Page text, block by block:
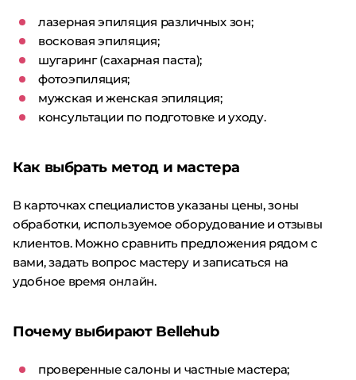
лазерная эпиляция различных зон;
восковая эпиляция;
шугаринг (сахарная паста);
фотоэпиляция;
мужская и женская эпиляция;
консультации по подготовке и уходу.
Как выбрать метод и мастера
В карточках специалистов указаны цены, зоны
обработки, используемое оборудование и отзывы
клиентов. Можно сравнить предложения рядом с
вами, задать вопрос мастеру и записаться на
удобное время онлайн.
Почему выбирают Bellehub
проверенные салоны и частные мастера;